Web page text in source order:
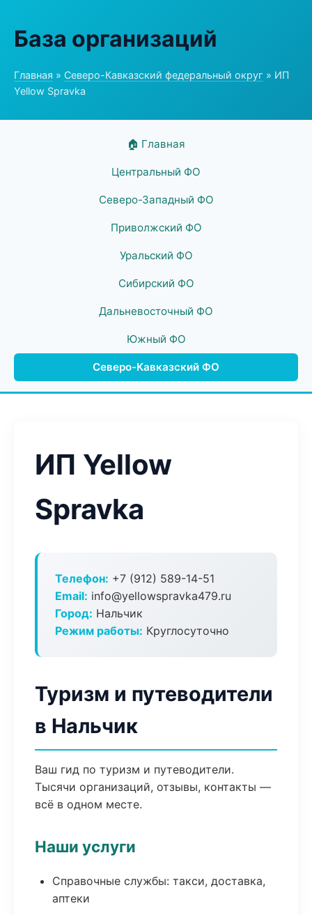
База организаций
Главная » Северо-Кавказский федеральный округ » ИП
Yellow Spravka
🏠 Главная
Центральный ФО
Северо-Западный ФО
Приволжский ФО
Уральский ФО
Сибирский ФО
Дальневосточный ФО
Южный ФО
Северо-Кавказский ФО
ИП Yellow
Spravka
Телефон: +7 (912) 589-14-51
Email: info@yellowspravka479.ru
Город: Нальчик
Режим работы: Круглосуточно
Туризм и путеводители
в Нальчик
Ваш гид по туризм и путеводители.
Тысячи организаций, отзывы, контакты —
всё в одном месте.
Наши услуги
Справочные службы: такси, доставка,
аптеки